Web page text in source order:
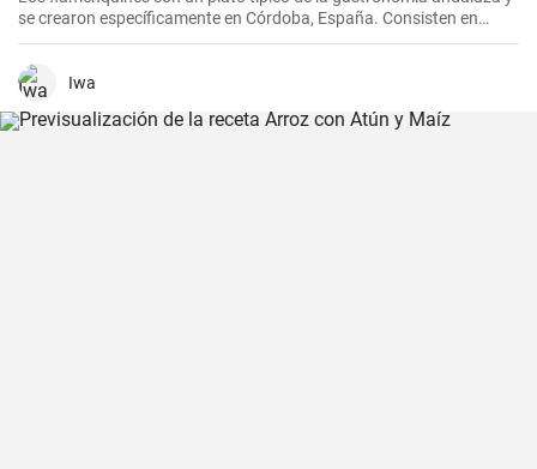
se crearon específicamente en Córdoba, España. Consisten en
rollitos de jamón serrano y carne de cerdo empanados y fritos. Son
crujientes por fuera y jugosos por dentro, generalmente se sirven
como tapas y son comúnmente acompañados con papas fritas y
Iwa